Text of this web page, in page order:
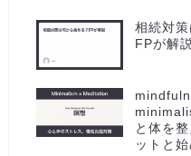
相続対
FPが解
と体を
ットと